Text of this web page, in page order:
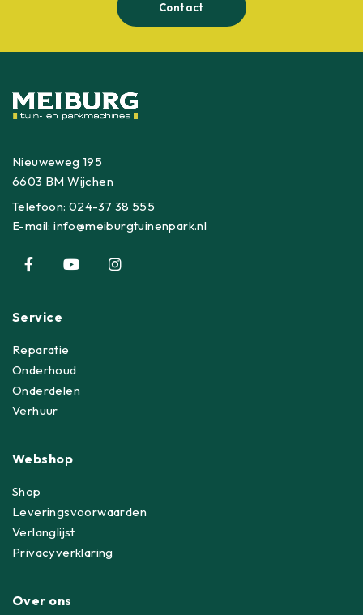
Contact
Nieuweweg 195
6603 BM Wijchen
Telefoon:024-37 38 555
E-mail:info@meiburgtuinenpark.nl
Service
Reparatie
Onderhoud
Onderdelen
Verhuur
Webshop
Shop
Leveringsvoorwaarden
Verlanglijst
Privacyverklaring
Over ons